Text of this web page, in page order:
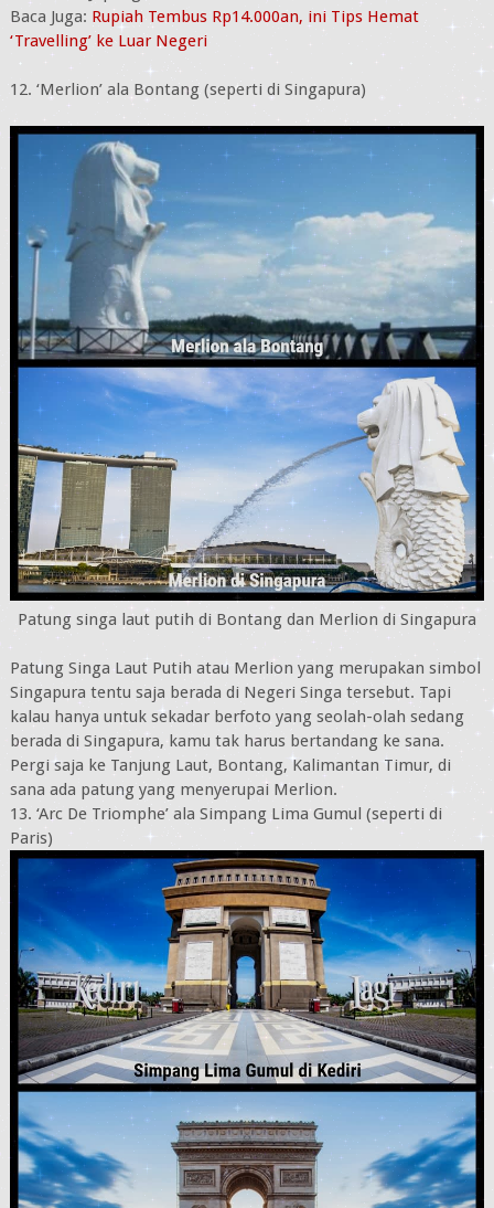
Baca Juga: Rupiah Tembus Rp14.000an, ini Tips Hemat
‘Travelling’ ke Luar Negeri
12. ‘Merlion’ ala Bontang (seperti di Singapura)
Patung singa laut putih di Bontang dan Merlion di Singapura
Patung Singa Laut Putih atau Merlion yang merupakan simbol
Singapura tentu saja berada di Negeri Singa tersebut. Tapi
kalau hanya untuk sekadar berfoto yang seolah-olah sedang
berada di Singapura, kamu tak harus bertandang ke sana.
Pergi saja ke Tanjung Laut, Bontang, Kalimantan Timur, di
sana ada patung yang menyerupai Merlion.
13. ‘Arc De Triomphe’ ala Simpang Lima Gumul (seperti di
Paris)